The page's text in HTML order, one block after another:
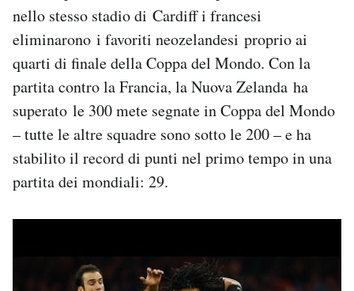
nello stesso stadio di Cardiff i francesi
eliminarono i favoriti neozelandesi proprio ai
quarti di finale della Coppa del Mondo. Con la
partita contro la Francia, la Nuova Zelanda ha
superato le 300 mete segnate in Coppa del Mondo
– tutte le altre squadre sono sotto le 200 – e ha
stabilito il record di punti nel primo tempo in una
partita dei mondiali: 29.